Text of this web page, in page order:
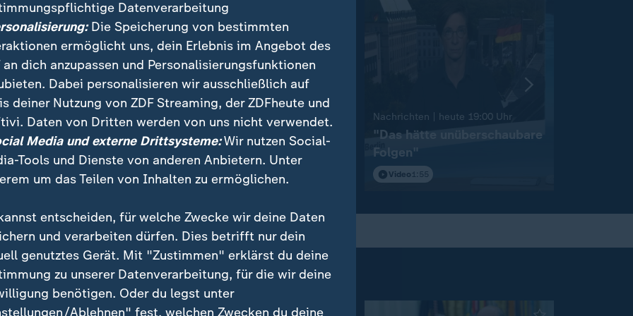
| heute 19:00 Uhr
dauern an
Nachrichten | heute 19:00 Uhr
Lebenslange Haft nach
Anschlag
Nachrichten | heute 19:00 Uhr:
"Das hätte unüberschaubare
Folgen"
Video 1:55
Datenverarbeitung
Die Speicherung von bestimmten
ermöglicht uns, dein Erlebnis im Angebot des
an dich anzupassen und Personalisierungsfunktionen
Dabei personalisieren wir ausschließlich auf
deiner Nutzung von ZDF Streaming, der ZDFheute und
Daten von Dritten werden von uns nicht verwendet.
Media und externe Drittsysteme:Wir nutzen Social-
Tools und Dienste von anderen Anbietern. Unter
um das Teilen von Inhalten zu ermöglichen.
entscheiden, für welche Zwecke wir deine Daten
und verarbeiten dürfen. Dies betrifft nur dein
genutztes Gerät. Mit "Zustimmen" erklärst du deine
zu unserer Datenverarbeitung, für die wir deine
benötigen. Oder du legst unter
Ablehnen" fest, welchen Zwecken du deine